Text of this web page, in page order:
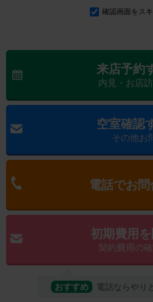
確認画面をス
来店予約
内見・お店
空室確認
その他お
電話でお
初期費用を
契約費用の
おすすめ 電話ならやり